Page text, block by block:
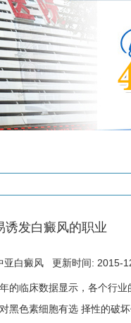
诱发白癜风的职业
亚白癜风 更新时间: 2015-
临床数据显示，各个行业
黑色素细胞有选 择性的破